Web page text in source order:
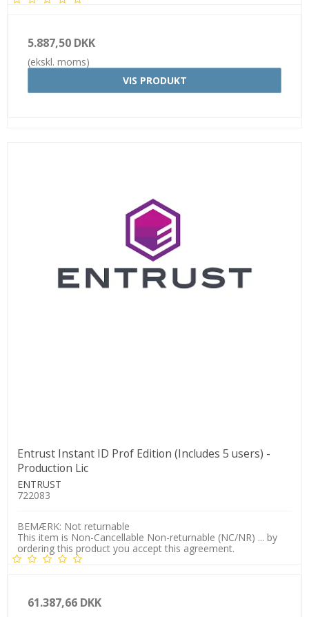
5.887,50 DKK
(ekskl. moms)
VIS PRODUKT
Entrust Instant ID Prof Edition (Includes 5 users) -
Production Lic
ENTRUST
722083
BEMÆRK: Not returnable
This item is Non-Cancellable Non-returnable (NC/NR) ... by
ordering this product you accept this agreement.
61.387,66 DKK